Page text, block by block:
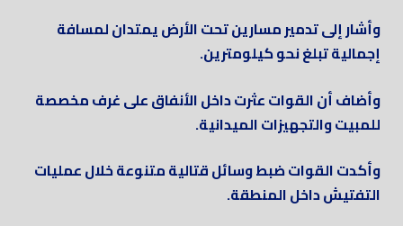
وأشار إلى تدمير مسارين تحت الأرض يمتدان لمسافة
إجمالية تبلغ نحو كيلومترين.
وأضاف أن القوات عثرت داخل الأنفاق على غرف مخصصة
للمبيت والتجهيزات الميدانية.
وأكدت القوات ضبط وسائل قتالية متنوعة خلال عمليات
التفتيش داخل المنطقة.